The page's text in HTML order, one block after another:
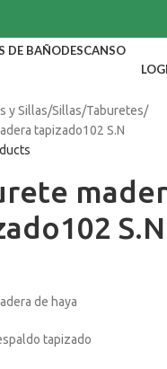
DE BAÑODESCANSO
y Sillas Sillas Taburetes
tapizado102 S.N
S.N
de haya
tapizado